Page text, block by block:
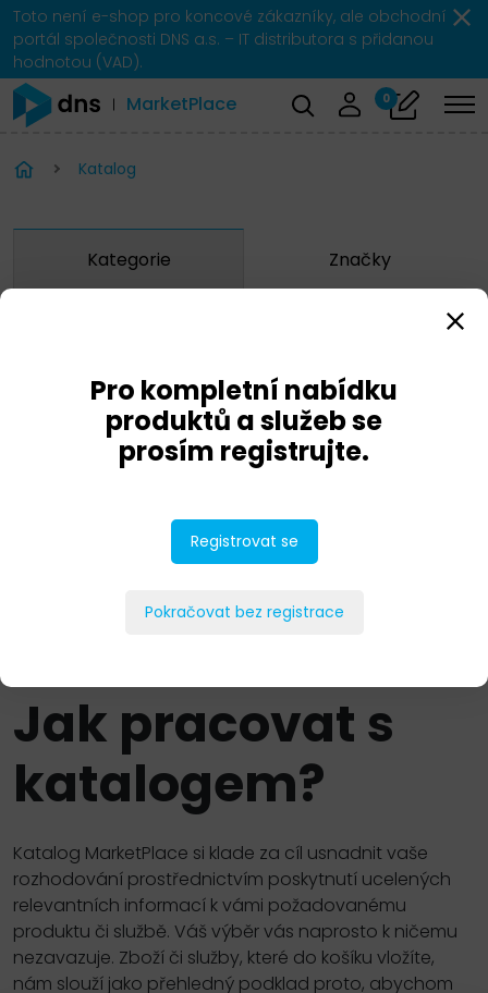
Toto není e-shop pro koncové zákazníky, ale obchodní
portál společnosti DNS a.s. – IT distributora s přidanou
hodnotou (VAD).
MarketPlace 0
Katalog
Kategorie Značky
Nový Zákon o kybernetické bezpečnosti a
směrnice NIS2
Jak pracovat s
katalogem?
Katalog MarketPlace si klade za cíl usnadnit vaše
rozhodování prostřednictvím poskytnutí ucelených
relevantních informací k vámi požadovanému
produktu či službě. Váš výběr vás naprosto k ničemu
nezavazuje. Zboží či služby, které do košíku vložíte,
nám slouží jako přehledný podklad proto, abychom
Pro kompletní nabídku
produktů a služeb se
prosím registrujte.
Registrovat se
Pokračovat bez registrace